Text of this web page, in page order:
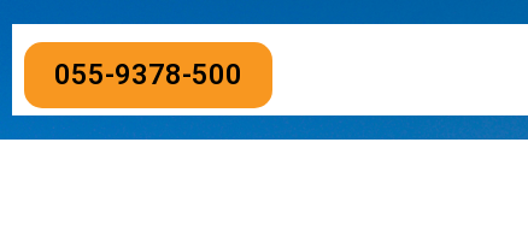
055-9378-500